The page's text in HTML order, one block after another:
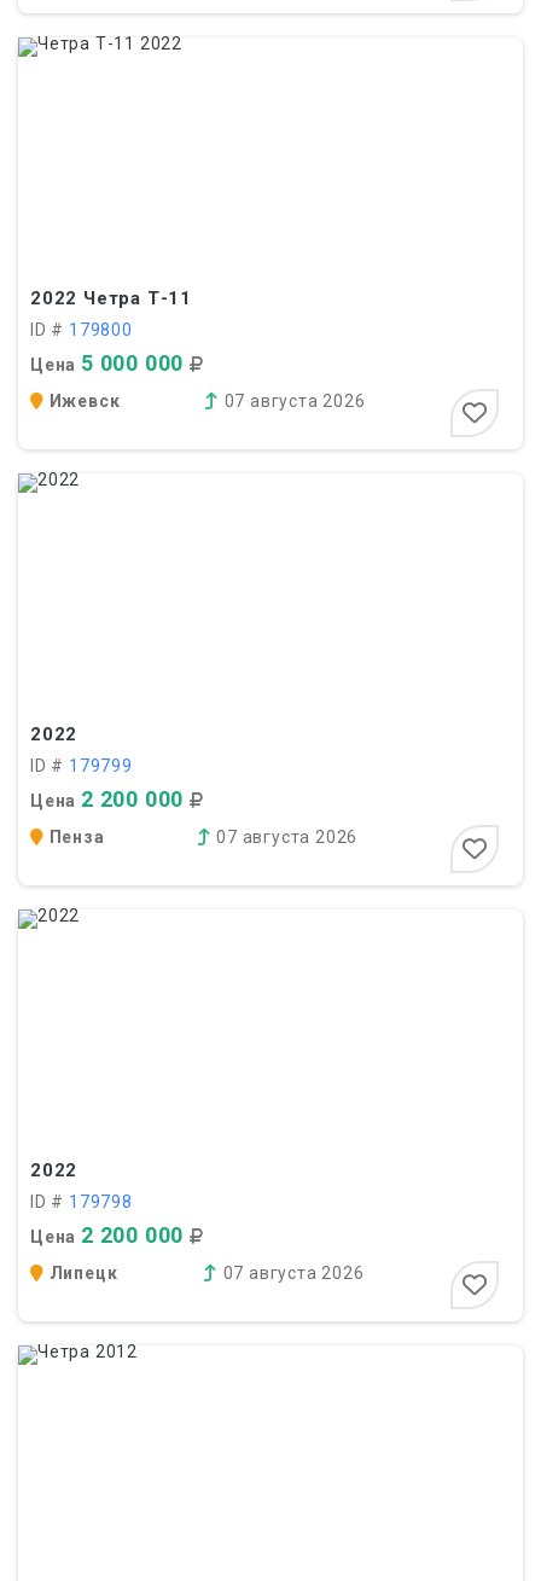
2022 Четра Т-11
ID # 179800
Цена 5 000 000
Ижевск 07 августа 2026
2022
ID # 179799
Цена 2 200 000
Пенза 07 августа 2026
2022
ID # 179798
Цена 2 200 000
Липецк 07 августа 2026